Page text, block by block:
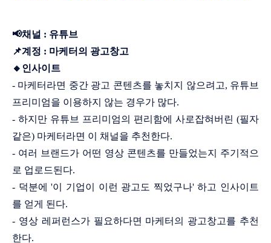
📢채널 : 유튜브
📌계정 : 마케터의 광고창고
🔸인사이트
- 마케터라면 중간 광고 콘텐츠를 놓치지 않으려고, 유튜브
프리미엄을 이용하지 않는 경우가 많다.
- 하지만 유튜브 프리미엄의 편리함에 사로잡혀버린 (필자
같은) 마케터라면 이 채널을 추천한다.
- 여러 브랜드가 어떤 영상 콘텐츠를 만들었는지 주기적으
로 업로드된다.
- 덕분에 '이 기업이 이런 광고도 찍었구나' 하고 인사이트
를 얻게 된다.
- 영상 레퍼런스가 필요하다면 마케터의 광고창고를 추천
한다.